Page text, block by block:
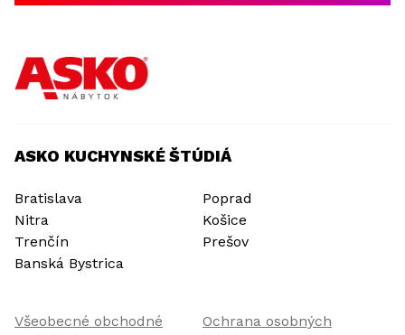
ASKO KUCHYNSKÉ ŠTÚDIÁ
Bratislava
Nitra
Trenčín
Banská Bystrica
Poprad
Košice
Prešov
Všeobecné obchodné
Ochrana osobných